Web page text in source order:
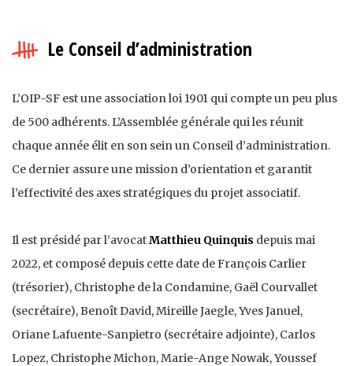
Le Conseil d’administration
L’OIP-SF est une association loi 1901 qui compte un peu plus
de 500 adhérents. L’Assemblée générale qui les réunit
chaque année élit en son sein un Conseil d’administration.
Ce dernier assure une mission d’orientation et garantit
l’effectivité des axes stratégiques du projet associatif.
Il est présidé par l’avocatMatthieu Quinquis depuis mai
2022, et composé depuis cette date de François Carlier
(trésorier), Christophe de la Condamine, Gaël Courvallet
(secrétaire), Benoît David, Mireille Jaegle, Yves Januel,
Oriane Lafuente-Sanpietro (secrétaire adjointe), Carlos
Lopez, Christophe Michon, Marie-Ange Nowak, Youssef